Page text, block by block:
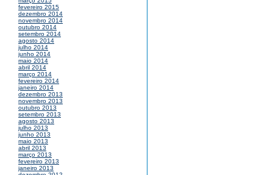
fevereiro 2015
dezembro 2014
novembro 2014
outubro 2014
setembro 2014
agosto 2014
julho 2014
junho 2014
maio 2014
abril 2014
março 2014
fevereiro 2014
janeiro 2014
dezembro 2013
novembro 2013
outubro 2013
setembro 2013
agosto 2013
julho 2013
junho 2013
maio 2013
abril 2013
março 2013
fevereiro 2013
janeiro 2013